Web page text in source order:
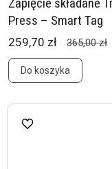
Press – Smart Tag
259,70 zł 365,00 zł
Do koszyka